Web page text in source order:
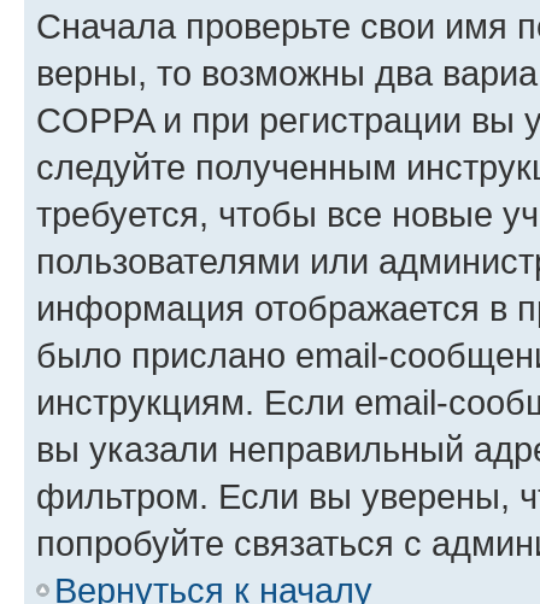
Сначала проверьте свои имя
верны, то возможны два
COPPA и при регистрации вы
следуйте полученным
требуется, чтобы все новые
пользователями или
информация отображается в
было прислано email-
инструкциям. Если email-
вы указали неправильный
фильтром. Если вы уверены,
попробуйте связаться с
Вернуться к началу